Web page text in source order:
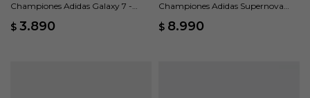
Championes Adidas Galaxy 7 -
$ 3.890
Championes Adidas Supernova
$ 8.990